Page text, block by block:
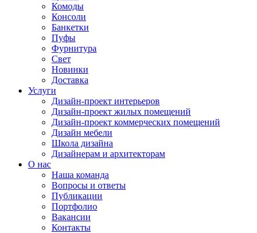
Комоды
Консоли
Банкетки
Пуфы
Фурнитура
Свет
Новинки
Доставка
Услуги
Дизайн-проект интерьеров
Дизайн-проект жилых помещений
Дизайн-проект коммерческих помещений
Дизайн мебели
Школа дизайна
Дизайнерам и архитекторам
О нас
Наша команда
Вопросы и ответы
Публикации
Портфолио
Вакансии
Контакты